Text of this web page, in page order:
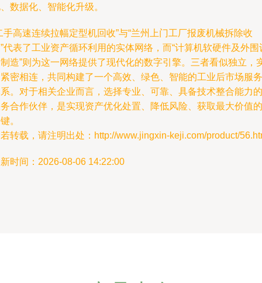
数据化、智能化升级。
手高速连续拉幅定型机回收”与“兰州上门工厂报废机械拆除收
代表了工业资产循环利用的实体网络，而“计算机软硬件及外围
造”则为这一网络提供了现代化的数字引擎。三者看似独立，
密相连，共同构建了一个高效、绿色、智能的工业后市场服务
。对于相关企业而言，选择专业、可靠、具备技术整合能力的
合作伙伴，是实现资产优化处置、降低风险、获取最大价值的
。
转载，请注明出处：http://www.jingxin-keji.com/product/
时间：2026-08-06 14:22:00